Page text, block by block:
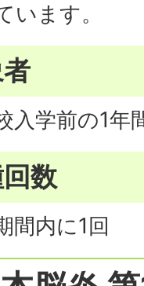
います。
入学前の1年
数
間内に1回